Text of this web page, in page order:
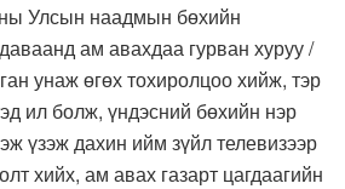
Улсын наадмын бөхийн
ам авахдаа гурван хуруу /
унаж өгөх тохиролцоо хийж, тэр
ил болж, үндэсний бөхийн нэр
үзэж дахин ийм зүйл телевизээр
хийх, ам авах газарт цагдаагийн